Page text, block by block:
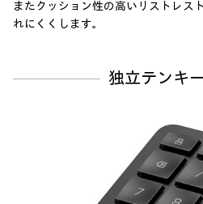
またクッション性の高いリストレス
れにくくします。
独立テンキ